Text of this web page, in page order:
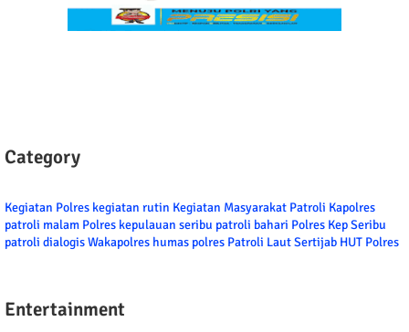
Category
Kegiatan Polres kegiatan rutin Kegiatan Masyarakat Patroli Kapolres
patroli malam Polres kepulauan seribu patroli bahari Polres Kep Seribu
patroli dialogisWakapolres humas polres Patroli LautSertijab HUT Polres
Entertainment